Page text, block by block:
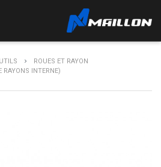
ROUES ET RAYON
RAYONS INTERNE)